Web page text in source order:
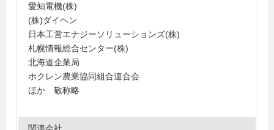
愛知電機(株)
(株)ダイヘン
日本工営エナジーソリューションズ(株)
札幌情報総合センター(株)
北海道企業局
ホクレン農業協同組合連合会
ほか 敬称略